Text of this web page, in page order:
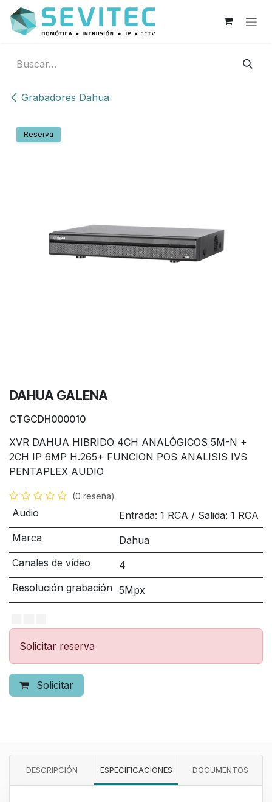
Ir al contenido
Grabadores Dahua
Reserva
DAHUA GALENA
CTGCDH000010
XVR DAHUA HIBRIDO 4CH ANALÓGICOS 5M-N +
2CH IP 6MP H.265+ FUNCION POS ANALISIS IVS
PENTAPLEX AUDIO
(0 reseña)
Audio
Entrada: 1 RCA / Salida: 1 RCA
Marca
Dahua
Canales de vídeo
4
Resolución grabación 5Mpx
Solicitar reserva
Solicitar
DESCRIPCIÓN ESPECIFICACIONES DOCUMENTOS